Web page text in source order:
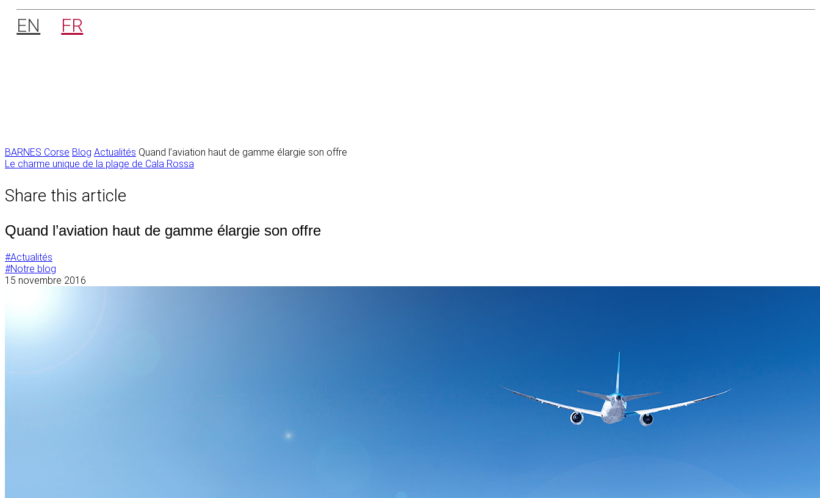
EN FR
BARNES Corse Blog Actualités Quand l’aviation haut de gamme élargie son offre
Navigation
l’article
Le charme unique de la plage de Cala Rossa
Share this article
Quand l’aviation haut de gamme élargie son offre
#Actualités
#Notre blog
15 novembre 2016